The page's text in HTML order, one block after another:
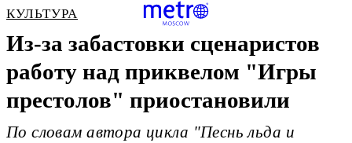
КУЛЬТУРА
Из-за забастовки сценаристов
работу над приквелом "Игры
престолов" приостановили
По словам автора цикла "Песнь льда и